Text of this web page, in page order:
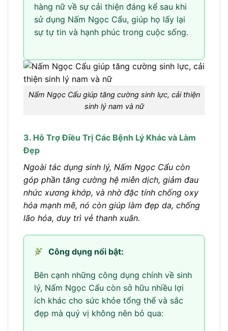
hàng nữ về sự cải thiện đáng kể sau khi
sử dụng Nấm Ngọc Cẩu, giúp họ lấy lại
sự tự tin và hạnh phúc trong cuộc sống.
Nấm Ngọc Cẩu giúp tăng cường sinh lực, cải thiện
sinh lý nam và nữ
3. Hỗ Trợ Điều Trị Các Bệnh Lý Khác và Làm
Đẹp
Ngoài tác dụng sinh lý, Nấm Ngọc Cẩu còn
góp phần tăng cường hệ miễn dịch, giảm đau
nhức xương khớp, và nhờ đặc tính chống oxy
hóa mạnh mẽ, nó còn giúp làm đẹp da, chống
lão hóa, duy trì vẻ thanh xuân.
Công dụng nổi bật:
Bên cạnh những công dụng chính về sinh
lý, Nấm Ngọc Cẩu còn sở hữu nhiều lợi
ích khác cho sức khỏe tổng thể và sắc
đẹp mà quý vị không nên bỏ qua: